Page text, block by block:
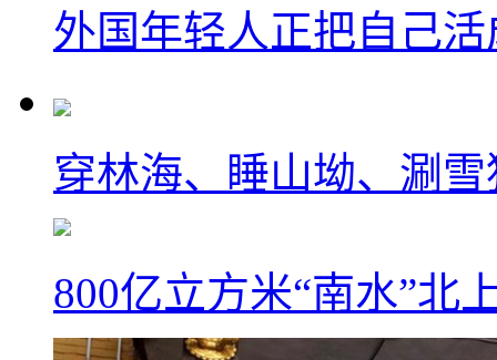
外国年轻人正把自己活
穿林海、睡山坳、涮
800亿立方米“南水”北